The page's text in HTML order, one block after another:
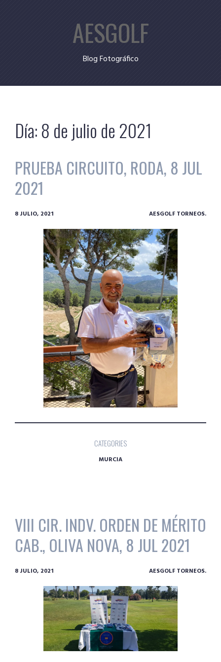
AESGOLF
Blog Fotográfico
Día:8 de julio de 2021
PRUEBA CIRCUITO, RODA, 8 JUL
2021
8 JULIO, 2021 AESGOLF TORNEOS.
CATEGORIES
MURCIA
VIII CIR. INDV. ORDEN DE MÉRITO
CAB., OLIVA NOVA, 8 JUL 2021
8 JULIO, 2021 AESGOLF TORNEOS.